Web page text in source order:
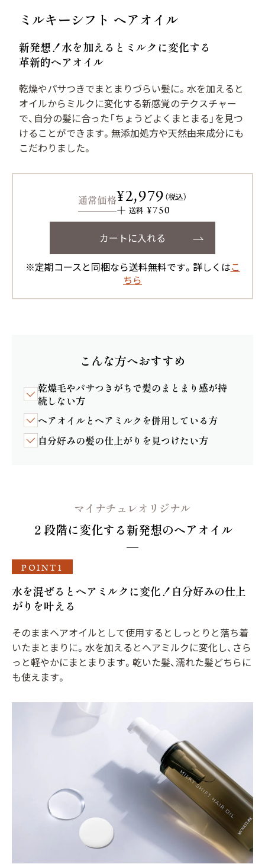
ミルキーシフト ヘアオ
イル
オールインワンカラー
サプリメント シナジ
ー
サプリメント オールイ
マイナチュレシリーズ一覧
サポートアイテム一覧
ミルキーシフト ヘアオイル
新発想！水を加えるとミルクに変化する
革新的ヘアオイル
乾燥やパサつきでまとまりづらい髪に。水を加えると
オイルからミルクに変化する新感覚のテクスチャー
で、自分の髪に合った「ちょうどよくまとまる」を見つ
けることができます。無添加処方や天然由来成分にも
こだわりました。
通常価格¥2,979 （税込）
送料 ¥750
カートに入れる
※定期コースと同梱なら送料無料です。詳しくはこ
ちら
こんな方へおすすめ
乾燥毛やパサつきがちで髪のまとまり感が持
続しない方
ヘアオイルとヘアミルクを併用している方
自分好みの髪の仕上がりを見つけたい方
マイナチュレオリジナル
２段階に変化する新発想のヘアオイル
POINT1
水を混ぜるとヘアミルクに変化！自分好みの仕上
がりを叶える
そのままヘアオイルとして使用するとしっとりと落ち着
いたまとまりに。水を加えるとヘアミルクに変化し、さら
っと軽やかにまとまります。乾いた髪、濡れた髪どちらに
も使えます。